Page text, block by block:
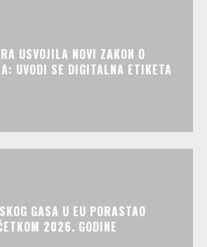
USVOJILA NOVI ZAKON O
UVODI SE DIGITALNA ETIKETA
GASA U EU PORASTAO
2026. GODINE